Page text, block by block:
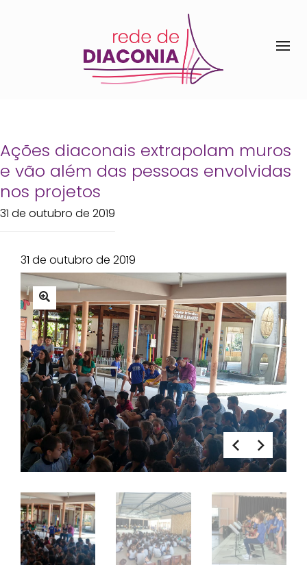
Ações diaconais extrapolam muros
e vão além das pessoas envolvidas
nos projetos
31 de outubro de 2019
31 de outubro de 2019